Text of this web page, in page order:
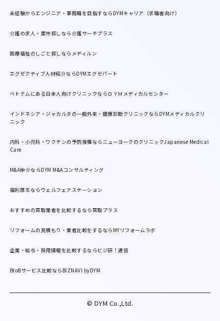
未経験からエンジニア・事務職を目指すならDYMキャリア（求職者向け）
介護の求人・案件探しなら介護サーチプラス
医療福祉のしごと探しならメディルン
エグゼクティブ人材紹介ならDYMエグゼパート
ベトナムにある日本人向けクリニックならＤＹＭメディカルセンター
インドネシア・ジャカルタの一般外来・健康診断クリニックならDYMメディカルクリ
ニック
内科・小児科・ワクチンの予防接種ならニューヨークのクリニックJapanese Medical
Care
M&A仲介ならDYM M&Aコンサルティング
福利厚生ならウェルフェアステーション
おすすめの買取業者を比較するなら買取プラス
リフォームの見積もり・業者比較をするならMYリフォームラボ
企業・給与・採用情報を比較するならビジ研！通信
BtoBサービス比較ならBIZNAVI byDYM
© DYM Co.,Ltd.